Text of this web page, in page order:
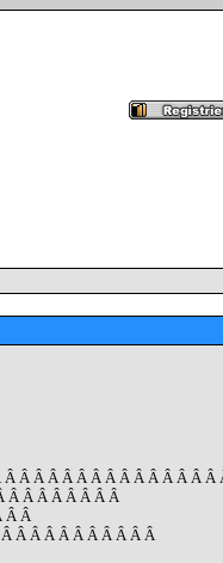
Â Â Â Â Â Â Â Â Â Â Â Â Â Â
Â Â Â Â Â Â Â Â
Â Â
Â Â Â Â Â Â Â Â Â Â